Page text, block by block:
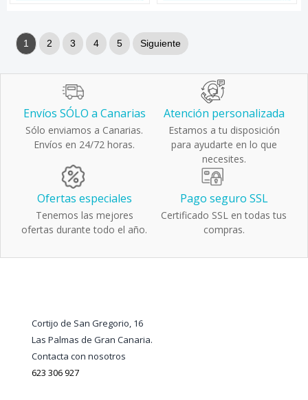
1 2 3 4 5 Siguiente
Envíos SÓLO a Canarias
Sólo enviamos a Canarias.
Envíos en 24/72 horas.
Atención personalizada
Estamos a tu disposición
para ayudarte en lo que
necesites.
Ofertas especiales
Tenemos las mejores
ofertas durante todo el año.
Pago seguro SSL
Certificado SSL en todas tus
compras.
Cortijo de San Gregorio, 16
Las Palmas de Gran Canaria.
Contacta con nosotros
623 306 927